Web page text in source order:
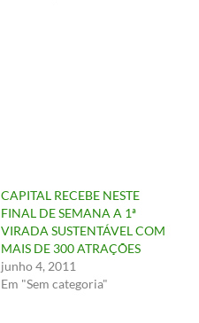
CAPITAL RECEBE NESTE
FINAL DE SEMANA A 1ª
VIRADA SUSTENTÁVEL COM
MAIS DE 300 ATRAÇÕES
junho 4, 2011
Em "Sem categoria"